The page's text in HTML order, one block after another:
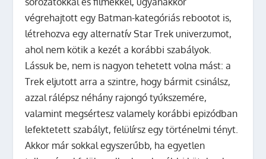
végrehajtott egy Batman-kategóriás rebootot is,
létrehozva egy alternatív Star Trek univerzumot,
ahol nem kötik a kezét a korábbi szabályok.
Lássuk be, nem is nagyon tehetett volna mást: a
Trek eljutott arra a szintre, hogy bármit csinálsz,
azzal rálépsz néhány rajongó tyúkszemére,
valamint megsértesz valamely korábbi epizódban
lefektetett szabályt, felülírsz egy történelmi tényt.
Akkor már sokkal egyszerűbb, ha egyetlen